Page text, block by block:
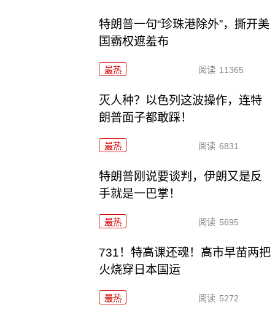
特朗普一句“珍珠港除外”，撕开美
国霸权遮羞布
最热 阅读 11365
灭人种？以色列这波操作，连特
朗普面子都敢踩！
最热 阅读 6831
特朗普刚说要谈判，伊朗又是反
手就是一巴掌！
最热 阅读 5695
731！特高课还魂！高市早苗两把
火烧穿日本国运
最热 阅读 5272